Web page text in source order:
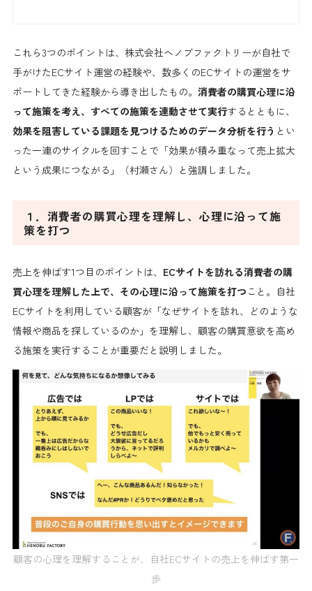
これら3つのポイントは、株式会社ヘノブファクトリーが自社で
手がけたECサイト運営の経験や、数多くのECサイトの運営をサ
ポートしてきた経験から導き出したもの。 消費者の購買心理に沿
って施策を考え、すべての施策を連動させて実行するとともに、
効果を阻害している課題を見つけるためのデータ分析を行う とい
った一連のサイクルを回すことで「効果が積み重なって売上拡大
という成果につながる」（村瀬さん）と強調しました。
１．消費者の購買心理を理解し、心理に沿って施
策を打つ
売上を伸ばす1つ目のポイントは、 ECサイトを訪れる消費者の購
買心理を理解した上で、その心理に沿って施策を打つ こと。自社
ECサイトを利用している顧客が「なぜサイトを訪れ、どのような
情報や商品を探しているのか」を理解し、顧客の購買意欲を高め
る施策を実行することが重要だと説明しました。
顧客の心理を理解することが、自社ECサイトの売上を伸ばす第一
歩